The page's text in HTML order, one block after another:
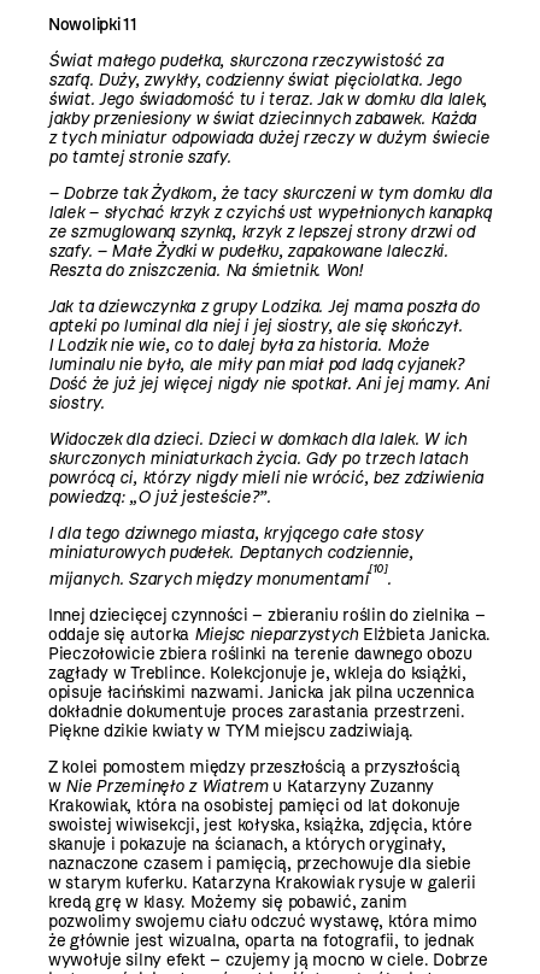
Nowolipki 11
Świat małego pudełka, skurczona rzeczywistość za
szafą. Duży, zwykły, codzienny świat pięciolatka. Jego
świat. Jego świadomość tu i teraz. Jak w domku dla lalek,
jakby przeniesiony w świat dziecinnych zabawek. Każda
z tych miniatur odpowiada dużej rzeczy w dużym świecie
po tamtej stronie szafy.
– Dobrze tak Żydkom, że tacy skurczeni w tym domku dla
lalek – słychać krzyk z czyichś ust wypełnionych kanapką
ze szmuglowaną szynką, krzyk z lepszej strony drzwi od
szafy. – Małe Żydki w pudełku, zapakowane laleczki.
Reszta do zniszczenia. Na śmietnik. Won!
Jak ta dziewczynka z grupy Lodzika. Jej mama poszła do
apteki po luminal dla niej i jej siostry, ale się skończył.
I Lodzik nie wie, co to dalej była za historia. Może
luminalu nie było, ale miły pan miał pod ladą cyjanek?
Dość że już jej więcej nigdy nie spotkał. Ani jej mamy. Ani
siostry.
Widoczek dla dzieci. Dzieci w domkach dla lalek. W ich
skurczonych miniaturkach życia. Gdy po trzech latach
powrócą ci, którzy nigdy mieli nie wrócić, bez zdziwienia
powiedzą: „O już jesteście?”.
I dla tego dziwnego miasta, kryjącego całe stosy
miniaturowych pudełek. Deptanych codziennie,
mijanych. Szarych między monumentami
[10]
.
Innej dziecięcej czynności – zbieraniu roślin do zielnika –
oddaje się autorka Miejsc nieparzystychElżbieta Janicka.
Pieczołowicie zbiera roślinki na terenie dawnego obozu
zagłady w Treblince. Kolekcjonuje je, wkleja do książki,
opisuje łacińskimi nazwami. Janicka jak pilna uczennica
dokładnie dokumentuje proces zarastania przestrzeni.
Piękne dzikie kwiaty w TYM miejscu zadziwiają.
Z kolei pomostem między przeszłością a przyszłością
w Nie Przeminęło z Wiatremu Katarzyny Zuzanny
Krakowiak, która na osobistej pamięci od lat dokonuje
swoistej wiwisekcji, jest kołyska, książka, zdjęcia, które
skanuje i pokazuje na ścianach, a których oryginały,
naznaczone czasem i pamięcią, przechowuje dla siebie
w starym kuferku. Katarzyna Krakowiak rysuje w galerii
kredą grę w klasy. Możemy się pobawić, zanim
pozwolimy swojemu ciału odczuć wystawę, która mimo
że głównie jest wizualna, oparta na fotografii, to jednak
wywołuje silny efekt – czujemy ją mocno w ciele. Dobrze